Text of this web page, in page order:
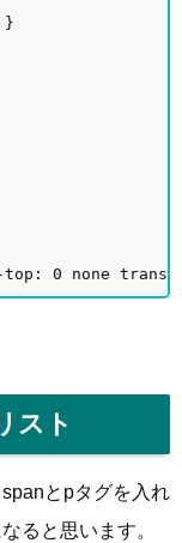
}
0 none
スト
とpタグを入れ
ると思います。